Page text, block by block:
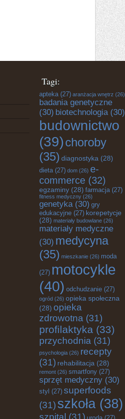
Tagi:
apteka(27) aranżacja wnętrz (26)
badania genetyczne
(30) biotechnologia(30)
budownictwo
(39)choroby
(35) diagnostyka (28)
dieta(27) dom (26) e-
commerce (32)
egzaminy (28) farmacja(27)
fitness medyczny (26)
genetyka(30) gry
edukacyjne (27) korepetycje
(28) materiały budowlane (26)
materiały medyczne
(30) medycyna
(35) mieszkanie (26) moda
(27) motocykle
(40) odchudzanie (27)
ogród (26) opieka społeczna
(28) opieka
zdrowotna (31)
profilaktyka (33)
przychodnia (31)
psychologia (26) recepty
(31) rehabilitacja (28)
remont (26) smartfony (27)
sprzęt medyczny (30)
styl (27) superfoods
(31) szkoła (38)
szpital (31)